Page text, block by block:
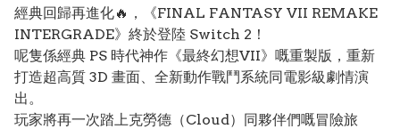
經典回歸再進化🔥，《FINAL FANTASY VII REMAKE
INTERGRADE》終於登陸 Switch 2！
呢隻係經典 PS 時代神作《最終幻想VII》嘅重製版，重新
打造超高質 3D 畫面、全新動作戰鬥系統同電影級劇情演
出。
玩家將再一次踏上克勞德（Cloud）同夥伴們嘅冒險旅